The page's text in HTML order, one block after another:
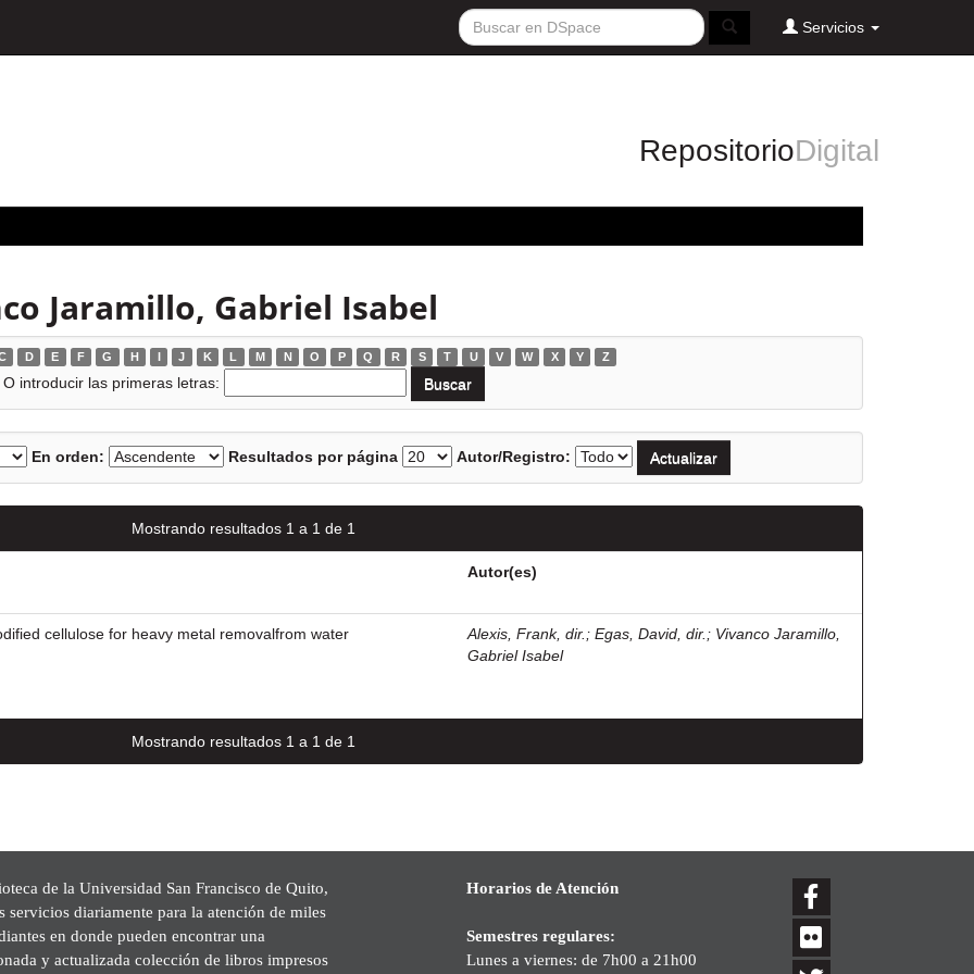
Servicios
RepositorioDigital
Jaramillo, Gabriel Isabel
D E F G H I J K L M N O P Q R S T U V W X Y Z
O introducir las primeras letras:
En orden: Resultados por página Autor/Registro:
Mostrando resultados 1 a 1 de 1
Autor(es)
cellulose for heavy metal removalfrom water Alexis, Frank, dir. ; Egas, David, dir. ; Vivanco Jaramillo,
Gabriel Isabel
Mostrando resultados 1 a 1 de 1
de la Universidad San Francisco de Quito,
servicios diariamente para la atención de miles
en donde pueden encontrar una
y actualizada colección de libros impresos
Horarios de Atención
Semestres regulares:
Lunes a viernes: de 7h00 a 21h00